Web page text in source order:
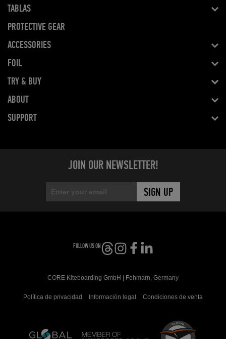
TABLAS
PROTECTIVE GEAR
ACCESSORIES
FOIL
TRY & BUY
ABOUT
SUPPORT
JOIN OUR NEWSLETTER!
FOLLOW US ON
CORE Kiteboarding GmbH | Fehmarn, Germany
Política de privacidad Información legal Condiciones de venta